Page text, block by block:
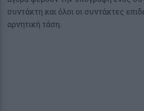
συντάκτη και όλοι οι συντάκτες
αρνητική τάση.